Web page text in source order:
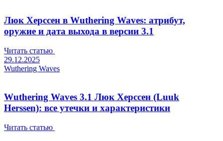
Люк Херссен в Wuthering Waves: атрибут,
оружие и дата выхода в версии 3.1
Читать статью
29.12.2025
Wuthering Waves
Wuthering Waves 3.1 Люк Херссен (Luuk
Herssen): все утечки и характеристики
Читать статью